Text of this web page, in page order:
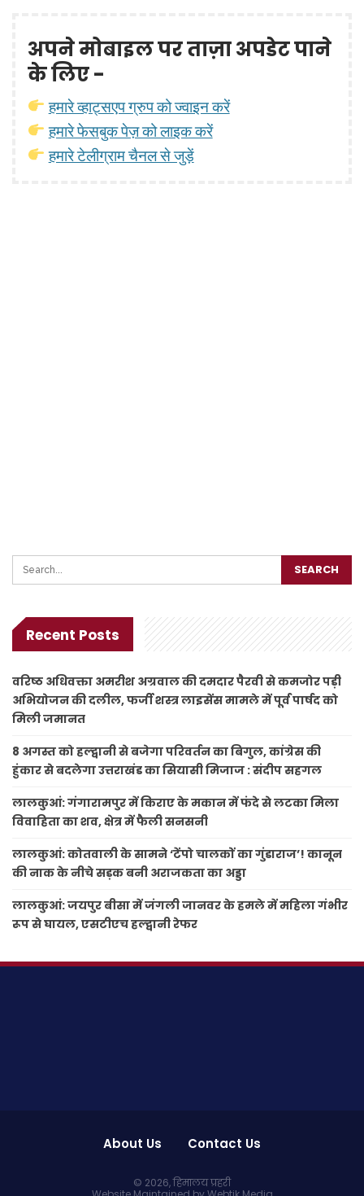
अपने मोबाइल पर ताज़ा अपडेट पाने
के लिए -
हमारे व्हाट्सएप ग्रुप को ज्वाइन करें
हमारे फेसबुक पेज़ को लाइक करें
हमारे टेलीग्राम चैनल से जुड़ें
Recent Posts
वरिष्ठ अधिवक्ता अमरीश अग्रवाल की दमदार पैरवी से कमजोर पड़ी
अभियोजन की दलील, फर्जी शस्त्र लाइसेंस मामले में पूर्व पार्षद को
मिली जमानत
8 अगस्त को हल्द्वानी से बजेगा परिवर्तन का बिगुल, कांग्रेस की
हुंकार से बदलेगा उत्तराखंड का सियासी मिजाज : संदीप सहगल
लालकुआं: गंगारामपुर में किराए के मकान में फंदे से लटका मिला
विवाहिता का शव, क्षेत्र में फैली सनसनी
लालकुआं: कोतवाली के सामने ‘टेंपो चालकों का गुंडाराज’! कानून
की नाक के नीचे सड़क बनी अराजकता का अड्डा
लालकुआं: जयपुर बीसा में जंगली जानवर के हमले में महिला गंभीर
रूप से घायल, एसटीएच हल्द्वानी रेफर
About Us Contact Us
© 2026,हिमालय प्रहरी